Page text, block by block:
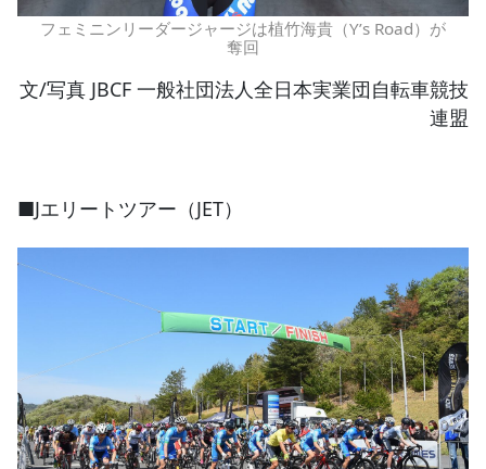
フェミニンリーダージャージは植竹海貴（Y’s Road）が
奪回
文/写真 JBCF 一般社団法人全日本実業団自転車競技
連盟
■Jエリートツアー（JET）